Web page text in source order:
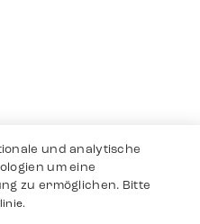
und analytische
um eine
zu ermöglichen. Bitte